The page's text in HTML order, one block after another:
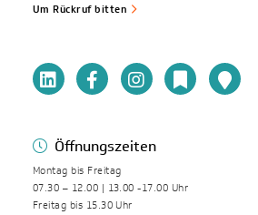
Um Rückruf bitten
Öffnungszeiten
Montag bis Freitag
07.30 – 12.00 | 13.00 -17.00 Uhr
Freitag bis 15.30 Uhr